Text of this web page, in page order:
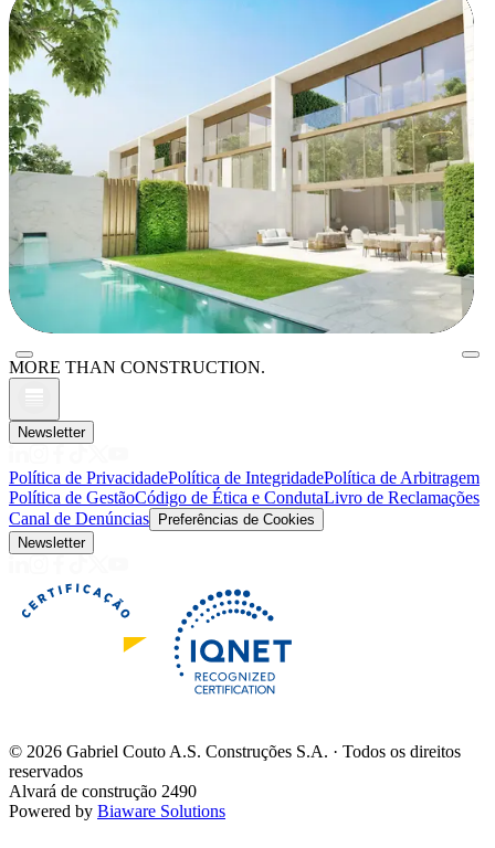
MORE THAN CONSTRUCTION.
Newsletter
Política de PrivacidadePolítica de IntegridadePolítica de Arbitragem
Política de GestãoCódigo de Ética e CondutaLivro de Reclamações
Canal de Denúncias
Preferências de Cookies
Newsletter
© 2026 Gabriel Couto A.S. Construções S.A. · Todos os direitos
reservados
Alvará de construção 2490
Powered by Biaware Solutions